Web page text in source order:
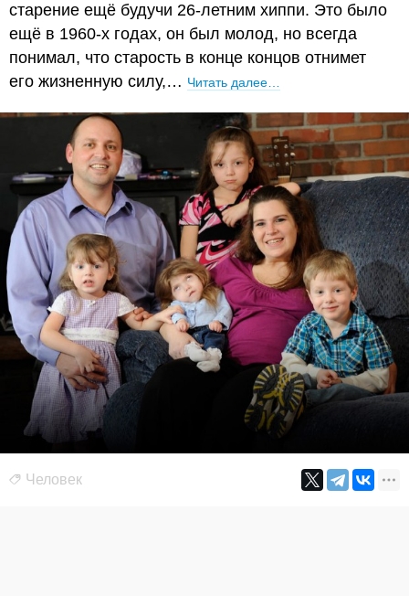
старение ещё будучи 26-летним хиппи. Это было
ещё в 1960-х годах, он был молод, но всегда
понимал, что старость в конце концов отнимет
его жизненную силу,… Читать далее…
Человек